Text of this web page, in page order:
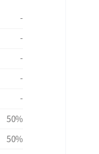
-
-
-
-
-
50%
50%